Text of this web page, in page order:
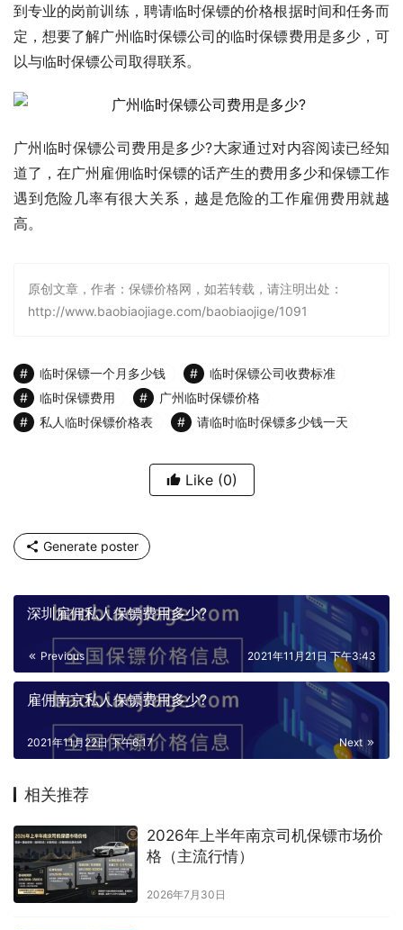
到专业的岗前训练，聘请临时保镖的价格根据时间和任务而
定，想要了解广州临时保镖公司的临时保镖费用是多少，可
以与临时保镖公司取得联系。
广州临时保镖公司费用是多少?大家通过对内容阅读已经知
道了，在广州雇佣临时保镖的话产生的费用多少和保镖工作
遇到危险几率有很大关系，越是危险的工作雇佣费用就越
高。
原创文章，作者：保镖价格网，如若转载，请注明出处：
http://www.baobiaojiage.com/baobiaojige/1091
临时保镖一个月多少钱
临时保镖公司收费标准
临时保镖费用
广州临时保镖价格
私人临时保镖价格表
请临时临时保镖多少钱一天
Like (0)
Generate poster
深圳雇佣私人保镖费用多少?
Previous 2021年11月21日 下午3:43
雇佣南京私人保镖费用多少?
Next
2021年11月22日 下午6:17
相关推荐
2026年上半年南京司机保镖市场价
格（主流行情）
2026年7月30日